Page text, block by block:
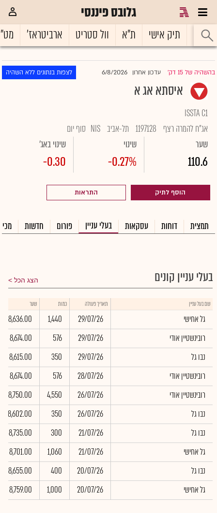
גלובס פיננסי
ראשי תיק אישי ת"א וול סטריט ארביטראז'
בהשהיה של 15 דק' |עדכון אחרון 6/8/2026 לצפות בנתונים ללא השהיה
איסתא אג א
ISSTA C1
אג"ח להמרה רצף
1197128 תל-אביב NIS סוף יום
שער
110.6
שינוי
-0.27%
שינוי באג'
-0.30
הוסף לתיק התראות
תמצית דוחות עסקאות בעלי עניין פורום חדשות
בעלי עניין קונים הצג הכל
שם בעל עניין תאריך פעולה כמות שער
גל אחישי 29/07/26
1,440
8,636.00
רובינשטיין אודי
29/07/26
576
8,674.00
נבו גל
29/07/26
350
8,615.00
רובינשטיין אודי
28/07/26
576
8,674.00
רובינשטיין אודי
26/07/26
4,550
8,750.00
נבו גל
26/07/26
350
8,602.00
נבו גל
21/07/26
300
8,735.00
גל אחישי
21/07/26
1,060
8,701.00
נבו גל
20/07/26
400
8,655.00
גל אחישי
20/07/26
1,000
8,759.00